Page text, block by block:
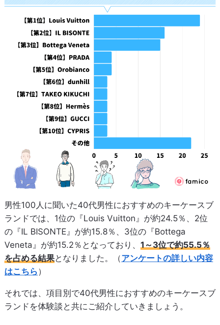
男性100人に聞いた40代男性におすすめのキーケースブ
ランドでは、1位の『Louis Vuitton』が約24.5％、2位
の『IL BISONTE』が約15.8％、3位の『Bottega
Veneta』が約15.2％となっており、 1～3位で約55.5％
を占める結果となりました。（アンケートの詳しい内容
はこちら ）
それでは、項目別で40代男性におすすめのキーケースブ
ランドを体験談と共にご紹介していきましょう。